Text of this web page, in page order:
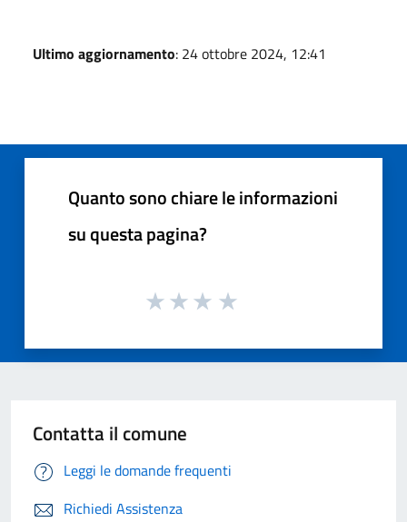
Ultimo aggiornamento: 24 ottobre 2024, 12:41
Quanto sono chiare le informazioni
su questa pagina?
Contatta il comune
Leggi le domande frequenti
Richiedi Assistenza